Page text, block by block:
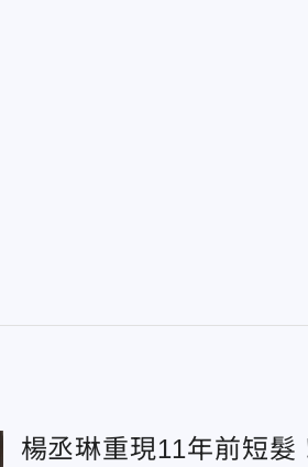
楊丞琳重現11年前短髮